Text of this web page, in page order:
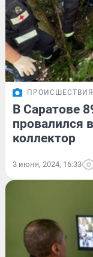
ПРОИСШЕСТВИЯ
В Саратове
провалился
коллектор
3 июня, 2024, 16:33